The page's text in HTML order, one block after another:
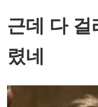
근데 다 걸
렸네